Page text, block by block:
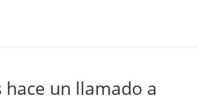
un llamado a